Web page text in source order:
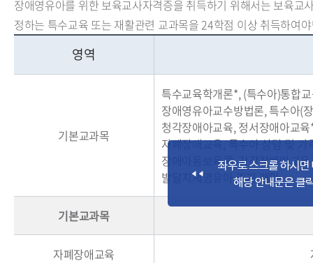
장애영유아를 위한 보육교사자격증을 취득하기 위해서는 보육
정하는 특수교육 또는 재활관련 교과목을 24학점 이상 취득하여
영역
기본교과목
특수교육학개론*, (특수아)통합
장애영유아교수방법론, 특수아(
청각장애아교육, 정서장애아교
자폐장애교육, 특수아 상담 및
장애아동보육론, 감각장애아교
발달지체영유아 조기 개입
기본교과목
자폐장애교육